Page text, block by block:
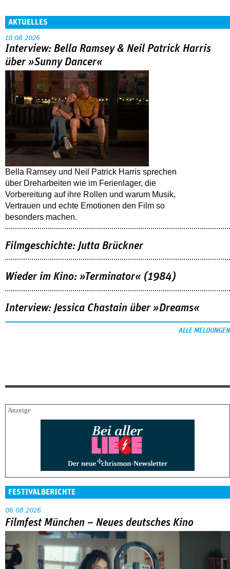
AKTUELLES
10.08.2026
Interview: Bella Ramsey & Neil Patrick Harris
über »Sunny Dancer«
Bella Ramsey und Neil Patrick Harris sprechen
über Dreharbeiten wie im Ferienlager, die
Vorbereitung auf ihre Rollen und warum Musik,
Vertrauen und echte Emotionen den Film so
besonders machen.
Filmgeschichte: Jutta Brückner
Wieder im Kino: »Terminator« (1984)
Interview: Jessica Chastain über »Dreams«
ALLE MELDUNGEN
FESTIVALBERICHTE
06.08.2026
Filmfest München – Neues deutsches Kino